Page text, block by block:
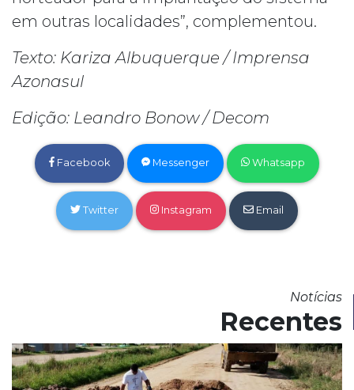
em outras localidades”, complementou.
Texto: Kariza Albuquerque / Imprensa
Azonasul
Edição: Leandro Bonow / Decom
Facebook Messenger Whatsapp
Twitter Instagram Email
Notícias
Recentes